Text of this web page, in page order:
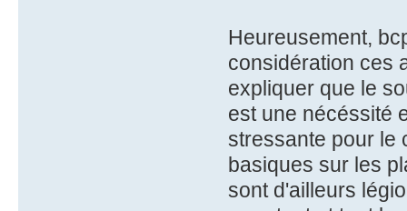
Heureusement,
considération ces
expliquer que le
est une nécéssité
stressante pour le
basiques sur les
sont d'ailleurs